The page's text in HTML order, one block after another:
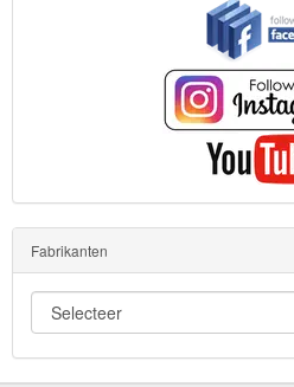
Fabrikanten